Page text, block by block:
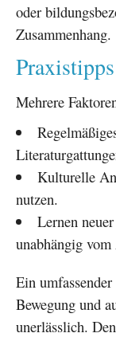
oder
Zusammenhang.
Mehrere
Kulturelle
nutzen.
Lernen
unabhängig
Ein
Bewegung und
unerlässlich.